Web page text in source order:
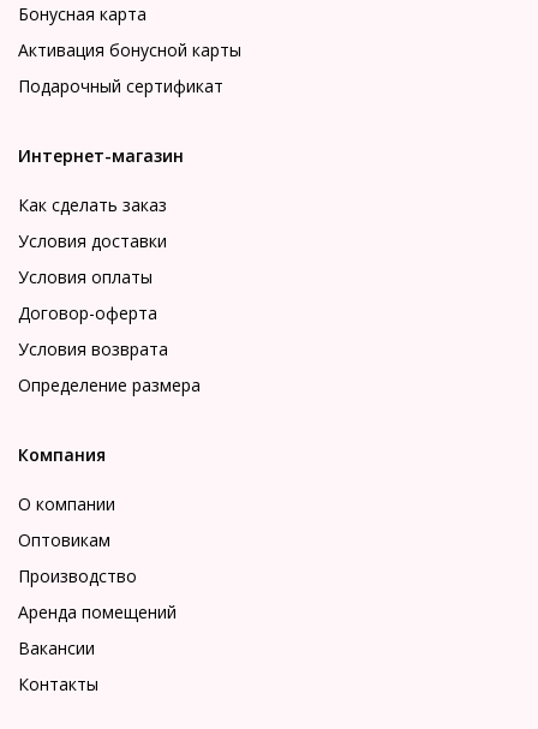
Бонусная карта
Активация бонусной карты
Подарочный сертификат
Интернет-магазин
Как сделать заказ
Условия доставки
Условия оплаты
Договор-оферта
Условия возврата
Определение размера
Компания
О компании
Оптовикам
Производство
Аренда помещений
Вакансии
Контакты